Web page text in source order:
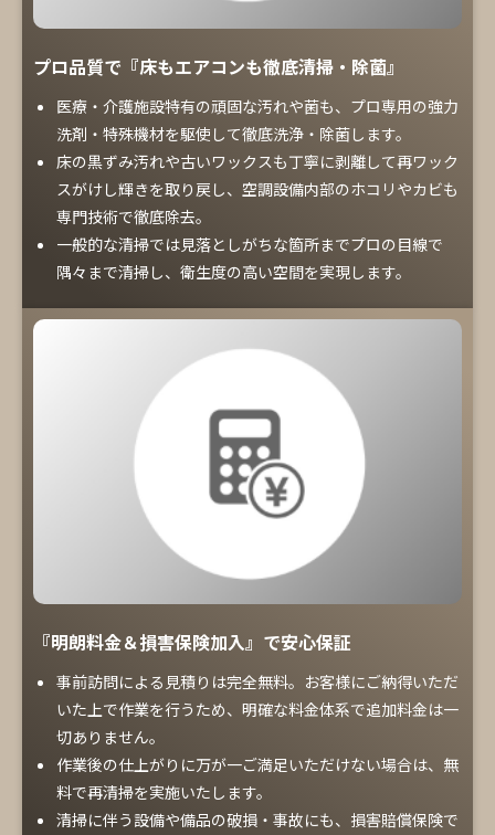
プロ品質で『床もエアコンも徹底清掃・除菌』
医療・介護施設特有の頑固な汚れや菌も、プロ専用の強力
洗剤・特殊機材を駆使して徹底洗浄・除菌します。
床の黒ずみ汚れや古いワックスも丁寧に剥離して再ワック
スがけし輝きを取り戻し、空調設備内部のホコリやカビも
専門技術で徹底除去。
一般的な清掃では見落としがちな箇所までプロの目線で
隅々まで清掃し、衛生度の高い空間を実現します。
『明朗料金＆損害保険加入』で安心保証
事前訪問による見積りは完全無料。お客様にご納得いただ
いた上で作業を行うため、明確な料金体系で追加料金は一
切ありません。
作業後の仕上がりに万が一ご満足いただけない場合は、無
料で再清掃を実施いたします。
清掃に伴う設備や備品の破損・事故にも、損害賠償保険で